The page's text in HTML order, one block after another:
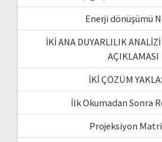
Enerji dönüşümü
İKİ ANA DUYARLILIK
AÇIKLAMASI
İKİ ÇÖZÜM
İlk Okumadan Sonra
Projeksiyon